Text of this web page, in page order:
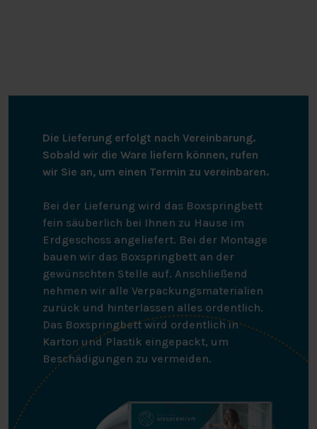
Die Lieferung erfolgt nach Vereinbarung.
Sobald wir die Ware liefern können, rufen
wir Sie an, um einen Termin zu vereinbaren.
Bei der Lieferung wird das Boxspringbett
fein säuberlich bei Ihnen zu Hause im
Erdgeschoss angeliefert. Bei der Montage
bauen wir das Boxspringbett an der
gewünschten Stelle auf. Anschließend
nehmen wir alle Verpackungsmaterialien
zurück und hinterlassen alles ordentlich.
Das Boxspringbett wird ordentlich in
Karton und Plastik eingepackt, um
Beschädigungen zu vermeiden.